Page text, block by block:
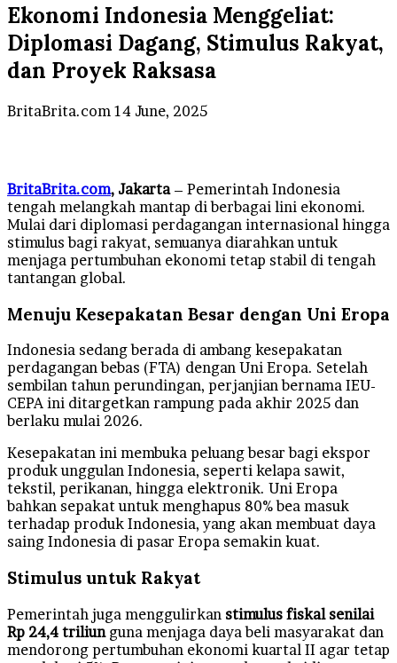
Ekonomi Indonesia Menggeliat:
Diplomasi Dagang, Stimulus Rakyat,
dan Proyek Raksasa
BritaBrita.com Send
14 June, 2025
BritaBrita.com, Jakarta– Pemerintah Indonesia
tengah melangkah mantap di berbagai lini ekonomi.
Mulai dari diplomasi perdagangan internasional hingga
stimulus bagi rakyat, semuanya diarahkan untuk
menjaga pertumbuhan ekonomi tetap stabil di tengah
tantangan global.
Menuju Kesepakatan Besar dengan Uni Eropa
Indonesia sedang berada di ambang kesepakatan
perdagangan bebas (FTA) dengan Uni Eropa. Setelah
sembilan tahun perundingan, perjanjian bernama IEU-
CEPA ini ditargetkan rampung pada akhir 2025 dan
berlaku mulai 2026.
Kesepakatan ini membuka peluang besar bagi ekspor
produk unggulan Indonesia, seperti kelapa sawit,
tekstil, perikanan, hingga elektronik. Uni Eropa
bahkan sepakat untuk menghapus 80% bea masuk
terhadap produk Indonesia, yang akan membuat daya
saing Indonesia di pasar Eropa semakin kuat.
Stimulus untuk Rakyat
Pemerintah juga menggulirkan stimulus fiskal senilai
Rp 24,4 triliunguna menjaga daya beli masyarakat dan
mendorong pertumbuhan ekonomi kuartal II agar tetap